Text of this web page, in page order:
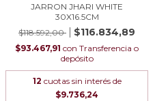
JARRON JHARI WHITE
30X16.5CM
$118.592,00
$116.834,89
$93.467,91 con Transferencia o
depósito
12 cuotas sin interés de
$9.736,24